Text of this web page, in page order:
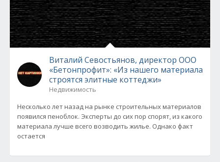
Виталий Севостьянов, директор ООО
«Бетонпрофит»: «Из нашего материала
строятся элитные коттеджи»
Недвижимость
Несколько лет назад на рынке строительных материалов
появился пеноблок. Эксперты до сих пор спорят, из какого
материала лучше всего возводить жилье. Однако факт
остается